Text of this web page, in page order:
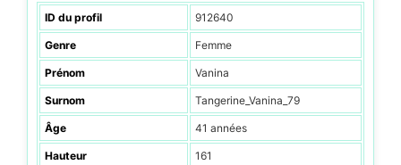
ID du profil 912640
Genre Femme
Prénom Vanina
Surnom Tangerine_Vanina_79
Âge 41 années
Hauteur 161